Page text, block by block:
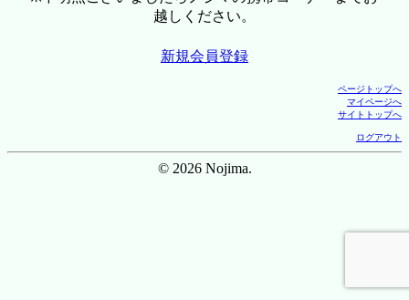
越しください。
新規会員登録
ページトップへ
マイページへ
サイトトップへ
ログアウト
© 2026 Nojima.